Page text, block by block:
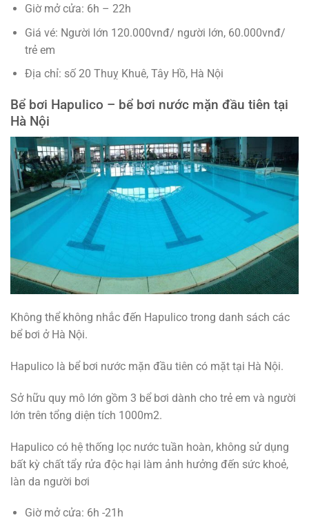
Giờ mở cửa: 6h – 22h
Giá vé: Người lớn 120.000vnđ/ người lớn, 60.000vnđ/
trẻ em
Địa chỉ: số 20 Thuỵ Khuê, Tây Hồ, Hà Nội
Bể bơi Hapulico – bể bơi nước mặn đầu tiên tại
Hà Nội
Không thể không nhắc đến Hapulico trong danh sách các
bể bơi ở Hà Nội.
Hapulico là bể bơi nước mặn đầu tiên có mặt tại Hà Nội.
Sở hữu quy mô lớn gồm 3 bể bơi dành cho trẻ em và người
lớn trên tổng diện tích 1000m2.
Hapulico có hệ thống lọc nước tuần hoàn, không sử dụng
bất kỳ chất tẩy rửa độc hại làm ảnh hưởng đến sức khoẻ,
làn da người bơi
Giờ mở cửa: 6h -21h